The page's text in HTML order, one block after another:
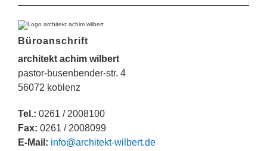
Büroanschrift
architekt achim wilbert
pastor-busenbender-str. 4
56072 koblenz
Tel.: 0261 / 2008100
Fax: 0261 / 2008099
E-Mail: info@architekt-wilbert.de